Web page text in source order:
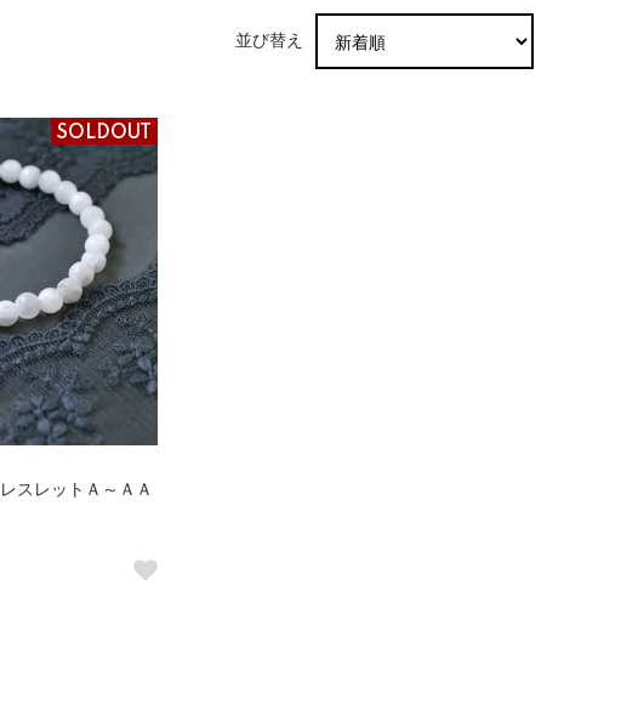
並び替え
SOLDOUT
スレットＡ～ＡＡ